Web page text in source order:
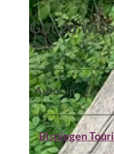
Gut zu
Autor:in
Bispingen